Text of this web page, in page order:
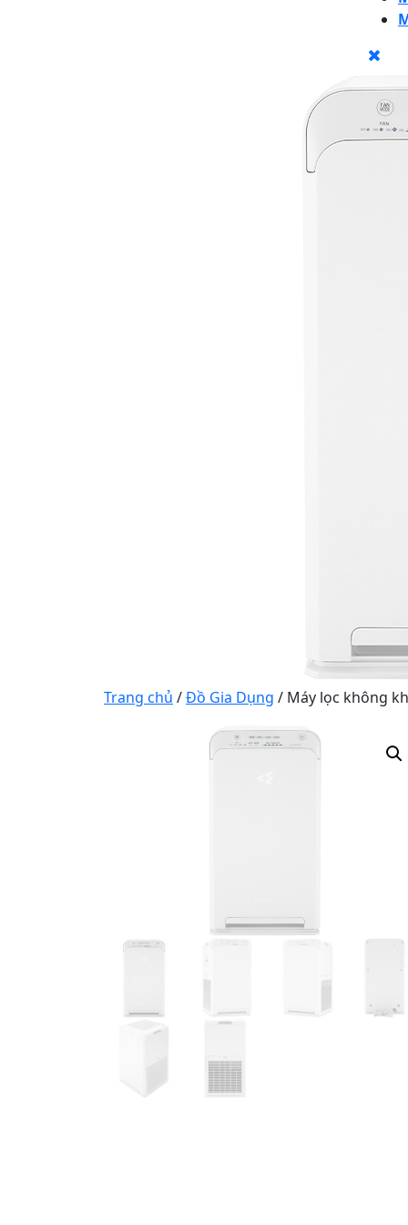
Trang chủ /Đồ Gia Dụng / Máy lọc không